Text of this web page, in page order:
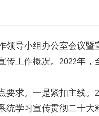
领导小组办公室会议暨
传工作概况。
2022年，
求。一是紧扣主线。
统学习宣传贯彻二十